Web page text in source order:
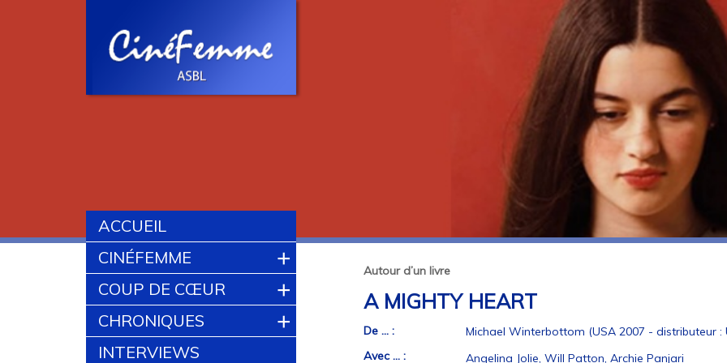
ACCUEIL
CINÉFEMME
+
COUP DE CŒUR +
CHRONIQUES +
INTERVIEWS
Autour d’un livre
A MIGHTY HEART
De ... :
Michael Winterbottom (USA 2007 - distributeur :
Avec ... :
Angelina Jolie, Will Patton, Archie Panjari